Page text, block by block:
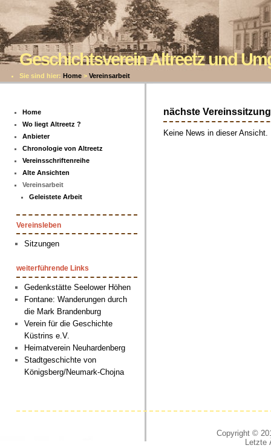
Geschichtsverein Altreetz und
Sie sind hier: Home > Vereinsarbeit
Home
Wo liegt Altreetz ?
Anbieter
Chronologie von Altreetz
Vereinsschriftenreihe
Alte Ansichten
Vereinsarbeit
Geleistete Arbeit
Vereinsleben
Sitzungen
weiterführende Links
Gedenkstätte Seelower Höhen
Fontane: Wanderungen durch
die Mark Brandenburg
Verein für die Geschichte
Küstrins e.V.
Heimatverein Neuhardenberg
Stadtgeschichte von
Königsberg/Neumark-Chojna
nächste Vereinssitzung
Keine News in dieser Ansicht.
Copyright ©
Letzte